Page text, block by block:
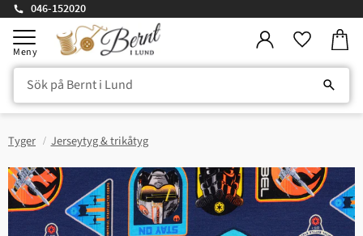
Meny
046-152020
Tyger Jerseytyg & trikåtyg